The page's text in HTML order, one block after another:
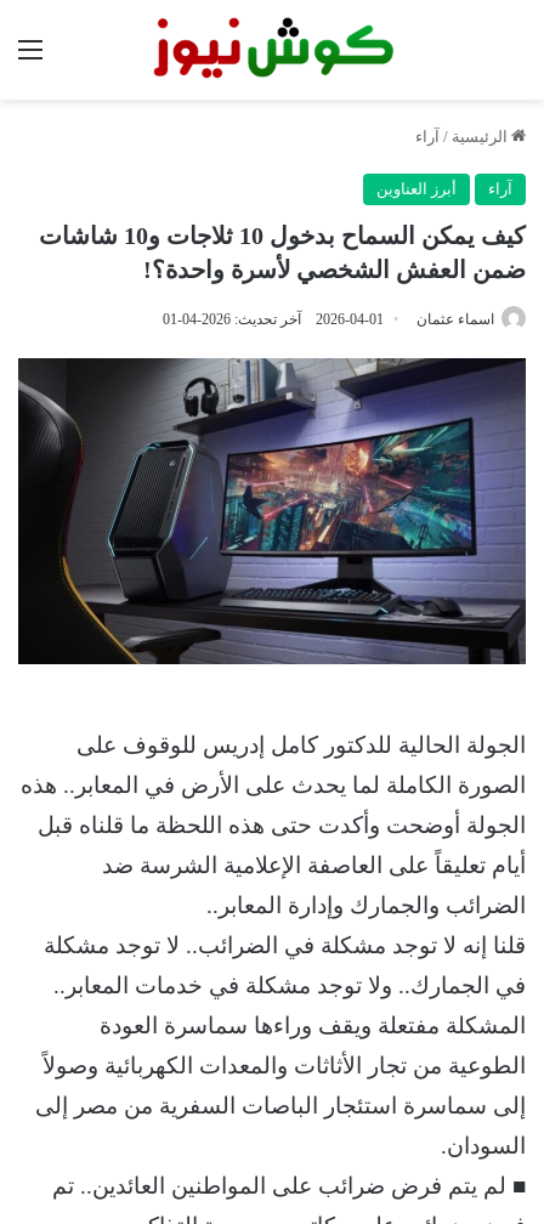
الرئيسية / آراء
آراء أبرز العناوين
كيف يمكن السماح بدخول 10 ثلاجات و10 شاشات
ضمن العفش الشخصي لأسرة واحدة؟!
اسماء عثمان 2026-04-01 آخر تحديث: 2026-04-01
الجولة الحالية للدكتور كامل إدريس للوقوف على
الصورة الكاملة لما يحدث على الأرض في المعابر.. هذه
الجولة أوضحت وأكدت حتى هذه اللحظة ما قلناه قبل
أيام تعليقاً على العاصفة الإعلامية الشرسة ضد
الضرائب والجمارك وإدارة المعابر..
قلنا إنه لا توجد مشكلة في الضرائب.. لا توجد مشكلة
في الجمارك.. ولا توجد مشكلة في خدمات المعابر..
المشكلة مفتعلة ويقف وراءها سماسرة العودة
الطوعية من تجار الأثاثات والمعدات الكهربائية وصولاً
إلى سماسرة استئجار الباصات السفرية من مصر إلى
السودان.
■ لم يتم فرض ضرائب على المواطنين العائدين.. تم